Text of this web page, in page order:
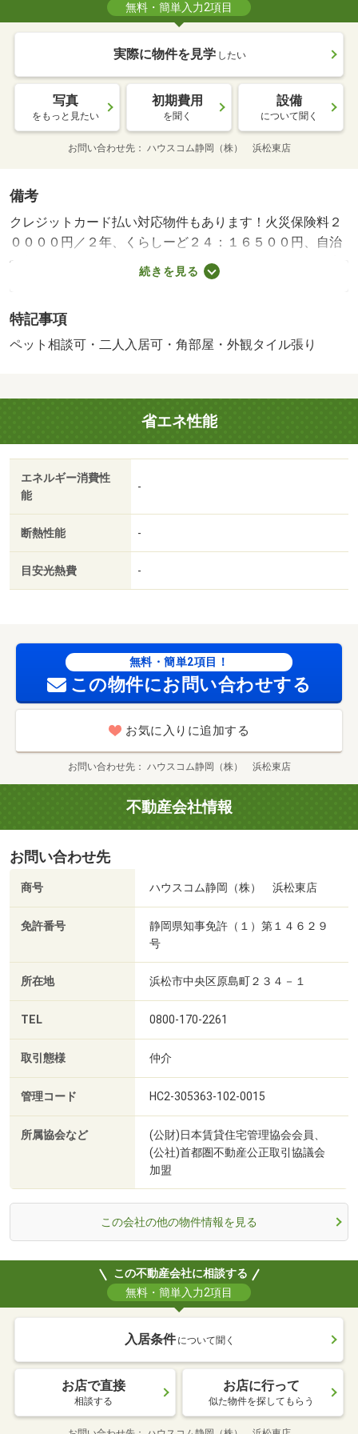
無料・簡単入力2項目
実際に物件を見学 したい
写真
をもっと見たい
初期費用
を聞く
設備
について聞く
お問い合わせ先 ハウスコム静岡（株） 浜松東店
備考
クレジットカード払い対応物件もあります！火災保険料２
００００円／２年、くらしーど２４：１６５００円、自治
会入会金１０００円、自治会費５００円／月、ペット飼育
する場合は敷金３ヶ月・賃貸保証等：加入要（初回保証
持費等：自治会費５００円／月・ペット条件：小型犬可／
猫可・ペット可物件。角部屋です。カウンターキッチンに
場：有（無料）/くらしーど24 16500円/自治会入会
続きを見る
特記事項
ペット相談可・二人入居可・角部屋・外観タイル張り
省エネ性能
エネルギー消費性
能
-
断熱性能 -
目安光熱費 -
無料・簡単2項目！
この物件にお問い合わせする
お気に入りに追加する
お問い合わせ先 ハウスコム静岡（株） 浜松東店
不動産会社情報
お問い合わせ先
商号 ハウスコム静岡（株） 浜松東店
免許番号
静岡県知事免許（１）第１４６２９
号
所在地 浜松市中央区原島町２３４－１
TEL 0800-170-2261
取引態様 仲介
管理コード HC2-305363-102-0015
所属協会など
(公財)日本賃貸住宅管理協会会員、
(公社)首都圏不動産公正取引協議会
加盟
この会社の他の物件情報を見る
この不動産会社に相談する
無料・簡単入力2項目
入居条件 について聞く
お店で直接
相談する
お店に行って
似た物件を探してもらう